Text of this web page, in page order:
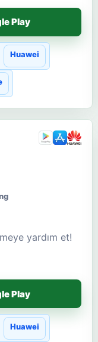
Play
Huawei
yardım et!
Play
Huawei